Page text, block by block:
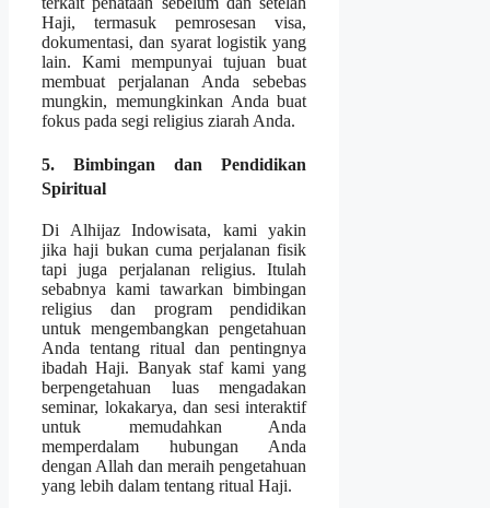
Haji, termasuk pemrosesan visa,
dokumentasi, dan syarat logistik yang
lain. Kami mempunyai tujuan buat
membuat perjalanan Anda sebebas
mungkin, memungkinkan Anda buat
fokus pada segi religius ziarah Anda.
5. Bimbingan dan Pendidikan
Spiritual
Di Alhijaz Indowisata, kami yakin
jika haji bukan cuma perjalanan fisik
tapi juga perjalanan religius. Itulah
sebabnya kami tawarkan bimbingan
religius dan program pendidikan
untuk mengembangkan pengetahuan
Anda tentang ritual dan pentingnya
ibadah Haji. Banyak staf kami yang
berpengetahuan luas mengadakan
seminar, lokakarya, dan sesi interaktif
untuk memudahkan Anda
memperdalam hubungan Anda
dengan Allah dan meraih pengetahuan
yang lebih dalam tentang ritual Haji.